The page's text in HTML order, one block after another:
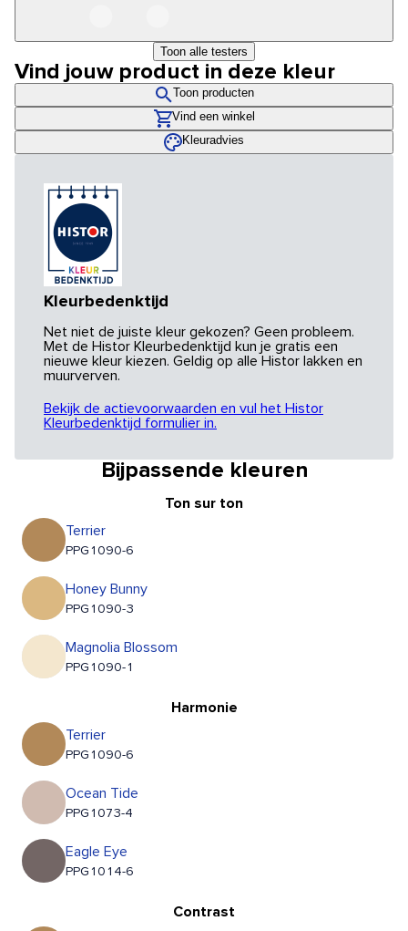
Toon alle testers
Vind jouw product in deze kleur
Toon producten
Vind een winkel
Kleuradvies
Kleurbedenktijd
Net niet de juiste kleur gekozen? Geen probleem.
Met de Histor Kleurbedenktijd kun je gratis een
nieuwe kleur kiezen. Geldig op alle Histor lakken en
muurverven.
Bekijk de actievoorwaarden en vul het Histor
Kleurbedenktijd formulier in.
Bijpassende kleuren
Ton sur ton
Terrier
PPG1090-6
Honey Bunny
PPG1090-3
Magnolia Blossom
PPG1090-1
Harmonie
Terrier
PPG1090-6
Ocean Tide
PPG1073-4
Eagle Eye
PPG1014-6
Contrast